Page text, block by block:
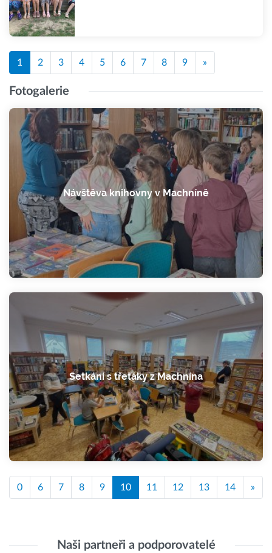
1 2 3 4 5 6 7 8 9 »
Fotogalerie
Návštěva knihovny v Machníně
Setkání s třeťáky z Machnína
0 6 7 8 9 10 11 12 13 14 »
Naši partneři a podporovatelé